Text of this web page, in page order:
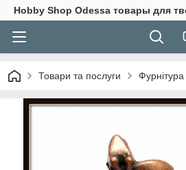
Hobbу Shop Odessa товары для
Товари та послуги Фурнітура